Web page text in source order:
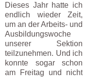
Dieses Jahr hatte ich
endlich wieder Zeit,
um an der Arbeits- und
Ausbildungswoche
unserer Sektion
teilzunehmen. Und ich
konnte sogar schon
am Freitag und nicht